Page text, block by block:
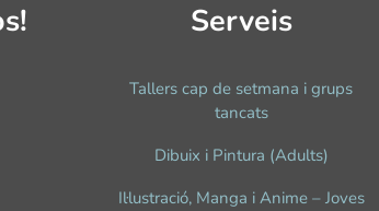
Serveis
Tallers cap de setmana i grups
tancats
Dibuix i Pintura (Adults)
Il·lustració, Manga i Anime – Joves